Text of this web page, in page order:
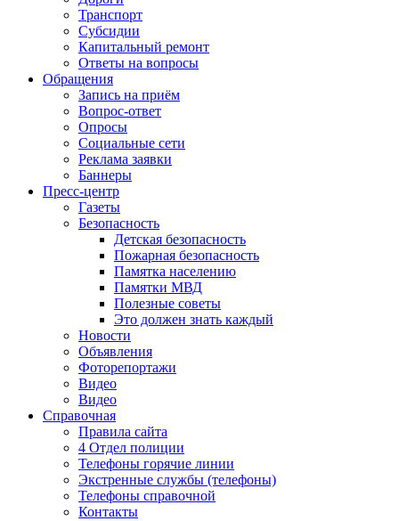
Транспорт
Субсидии
Капитальный ремонт
Ответы на вопросы
Обращения
Запись на приём
Вопрос-ответ
Опросы
Социальные сети
Реклама заявки
Баннеры
Пресс-центр
Газеты
Безопасность
Детская безопасность
Пожарная безопасность
Памятка населению
Памятки МВД
Полезные советы
Это должен знать каждый
Новости
Объявления
Фоторепортажи
Видео
Видео
Справочная
Правила сайта
4 Отдел полиции
Телефоны горячие линии
Экстренные службы (телефоны)
Телефоны справочной
Контакты